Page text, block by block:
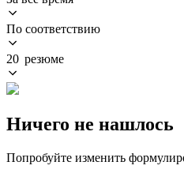
По соответствию
20 резюме
Ничего не нашлось
Попробуйте изменить